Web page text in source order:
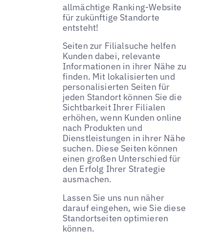
allmächtige Ranking-Website
für zukünftige Standorte
entsteht!
Seiten zur Filialsuche helfen
Kunden dabei, relevante
Informationen in ihrer Nähe zu
finden. Mit lokalisierten und
personalisierten Seiten für
jeden Standort können Sie die
Sichtbarkeit Ihrer Filialen
erhöhen, wenn Kunden online
nach Produkten und
Dienstleistungen in ihrer Nähe
suchen. Diese Seiten können
einen großen Unterschied für
den Erfolg Ihrer Strategie
ausmachen.
Lassen Sie uns nun näher
darauf eingehen, wie Sie diese
Standortseiten optimieren
können.